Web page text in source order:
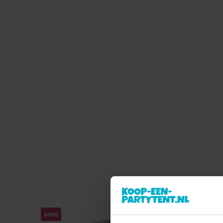
sale sale